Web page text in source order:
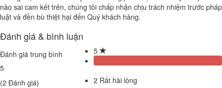
nào sai cam kết trên, chúng tôi chấp nhận chịu trách nhiệm trước pháp
luật và đền bù thiệt hại đến Quý khách hàng.
Đánh giá & bình luận
Đánh giá trung bình
5
(2 Đánh giá)
5
2 Rất hài lòng